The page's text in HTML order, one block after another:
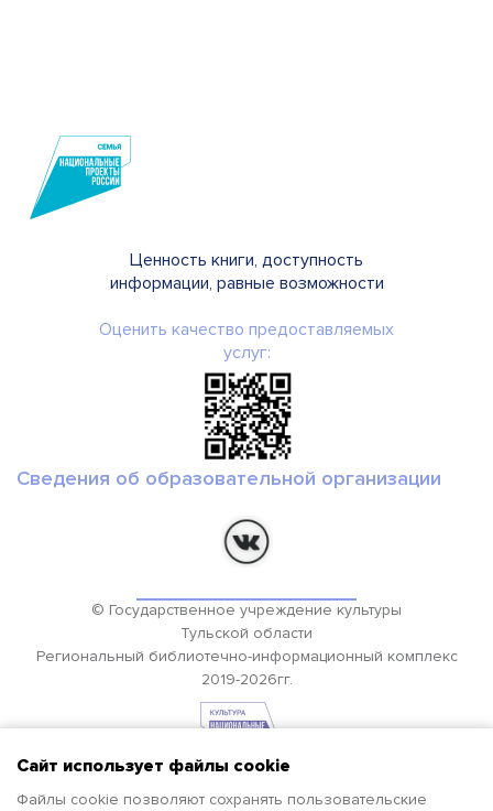
Сайт использует файлы cookie
Файлы cookie позволяют сохранять пользовательские
Ценность книги, доступность
информации, равные возможности
Оценить качество предоставляемых
услуг:
Сведения об образовательной организации
© Государственное учреждение культуры
Тульской области
Региональный библиотечно-информационный комплекс
2019-2026гг.